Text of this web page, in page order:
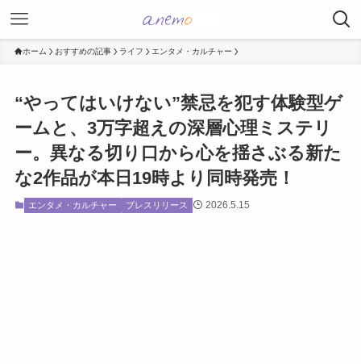
ホーム おすすめの記事 ライフ エンタメ・カルチャー
“やってはいけない”禁忌を犯す体験型ゲ
ームと、3万字超えの深層⼼理ミステリ
ー。異なる切り⼝から⼼を揺さぶる新た
な2作品が本⽇19時より同時発売！
エンタメ・カルチャー プレスリリース 2026.5.15